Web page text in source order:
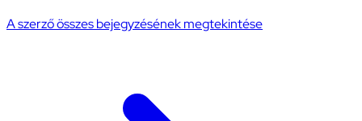
A szerző összes bejegyzésének megtekintése